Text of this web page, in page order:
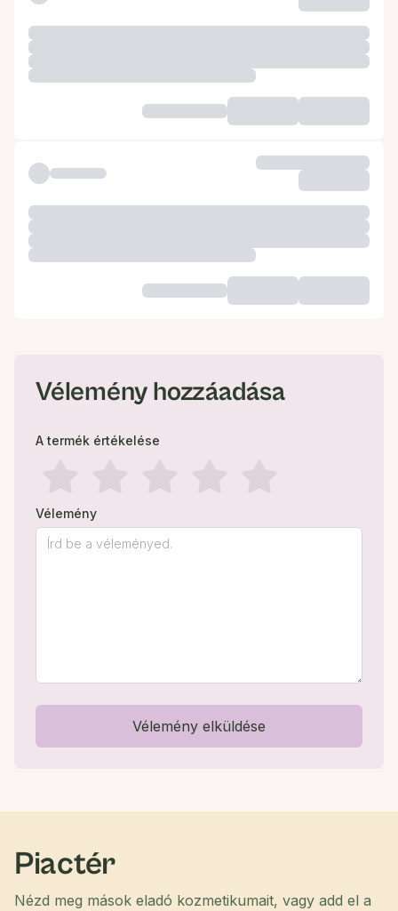
Vélemény hozzáadása
A termék értékelése
Vélemény
Vélemény elküldése
Piactér
Nézd meg mások eladó kozmetikumait, vagy add el a